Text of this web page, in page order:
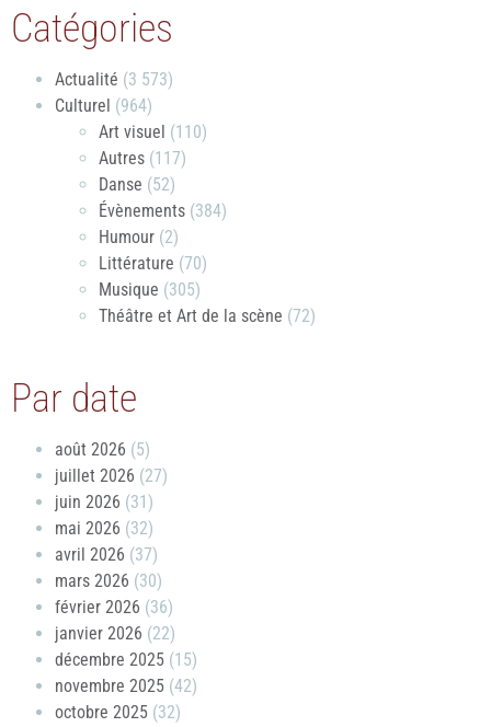
Catégories
Actualité (3 573)
Culturel (964)
Art visuel (110)
Autres (117)
Danse (52)
Évènements (384)
Humour (2)
Littérature (70)
Musique (305)
Théâtre et Art de la scène (72)
Par date
août 2026 (5)
juillet 2026 (27)
juin 2026 (31)
mai 2026 (32)
avril 2026 (37)
mars 2026 (30)
février 2026 (36)
janvier 2026 (22)
décembre 2025 (15)
novembre 2025 (42)
octobre 2025 (32)